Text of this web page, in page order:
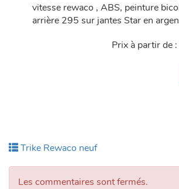
vitesse rewaco , ABS, peinture
arrière 295 sur jantes Star en
Prix à partir de :
Trike Rewaco neuf
Les commentaires sont fermés.